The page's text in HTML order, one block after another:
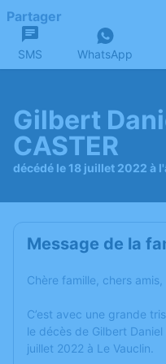
Partager
SMS WhatsApp
Gilbert
CASTER
décédé le 18 juillet 2022 à
Message de la
Chère famille, chers amis,
C’est avec une grande
le décès de Gilbert Daniel
juillet 2022 à Le Vauclin.